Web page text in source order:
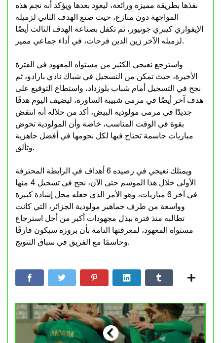
نفذها بطريقة مميزة ورائعة، ليعود بعدها ويؤكد أنه نجم هذه
المواجهة دون منازع، حيث صنع الهدف الثاني لزميله
الإيفواري كيبري جونيور، ثم تكفل بصناعة الهدف الثالث أيضًا
لزميله الآخر زين الدين فرحات، في أداء جماعي مميز.
واسترجع نعيجي الكثير من مستواه المعهود في الفترة
الأخيرة، حيث تمكن من التسجيل في شباك نادي بارادو، ثم
نجح في التسجيل أمام شباب بلوزداد، واستطاع التوقيع على
هدف آخر أيضًا في مرمى شبيبة الساورة، ليضيف اليوم هدفًا
جديدًا في مرمى مولودية البيض، أكد من خلاله أنه انتفض
بقوة في الوقت المناسب، خاصة وأن المولودية تخوض
مباريات حاسمة تحتاج فيها لكل نجومها في أفضل جاهزية
وتألق.
ويمتلك نعيجي في رصيده 6 أهداف في الرابطة المحترفة
الأولى خلال هذا الموسم حتى الآن، نجح في تسجيل 4 منها
في آخر 6 مباريات، وهو الأمر الذي جعله محل إشادة كبيرة
وواسعة من طرف جماهير مولودية الجزائر، التي كانت
تطالبه منذ فترة ببذل مجهودات أكبر من أجل استرجاع
مستواه المعهود، لمعرفتها التامة بأن بروزه سيكون فارقًا
وحاسمًا مع الفريق في سباق التتويج.